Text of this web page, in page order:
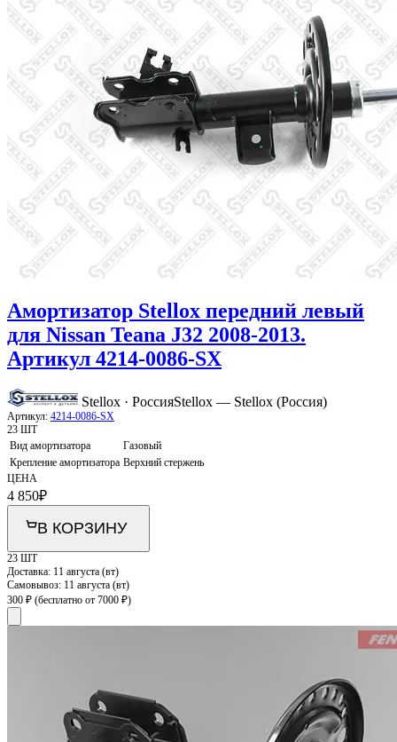
Амортизатор Stellox передний левый
для Nissan Teana J32 2008-2013.
Артикул 4214-0086-SX
Stellox · РоссияStellox — Stellox (Россия)
Артикул: 4214-0086-SX
23 ШТ
Вид амортизатора
Газовый
Крепление амортизатора Верхний стержень
ЦЕНА
4 850₽
В КОРЗИНУ
23 ШТ
Доставка: 11 августа (вт)
Самовывоз: 11 августа (вт)
300 ₽ (бесплатно от 7000 ₽)